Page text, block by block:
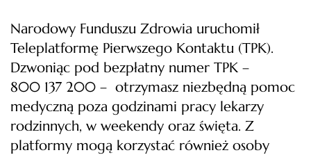
Narodowy Funduszu Zdrowia uruchomił
Teleplatformę Pierwszego Kontaktu (TPK).
Dzwoniąc pod bezpłatny numer TPK –
800 137 200 – otrzymasz niezbędną pomoc
medyczną poza godzinami pracy lekarzy
rodzinnych, w weekendy oraz święta. Z
platformy mogą korzystać również osoby